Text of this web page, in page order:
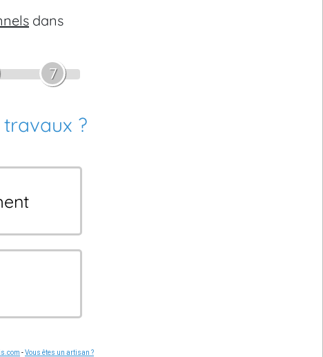
dans
7
?
-Vous êtes un artisan ?